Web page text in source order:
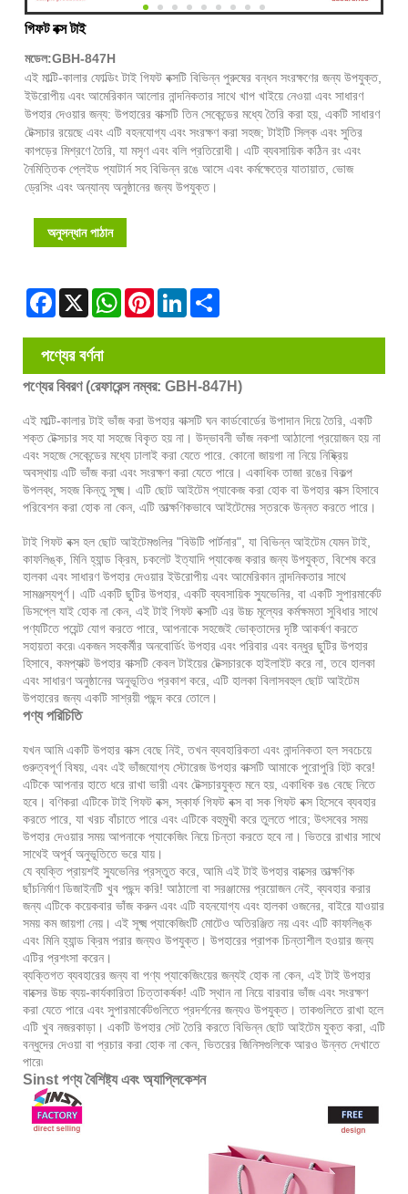
গিফট বক্স টাই
মডেল:GBH-847H
এই মাল্টি-কালার ফোল্ডিং টাই গিফট বক্সটি বিভিন্ন পুরুষের বন্ধন সংরক্ষণের জন্য উপযুক্ত,
ইউরোপীয় এবং আমেরিকান আলোর নান্দনিকতার সাথে খাপ খাইয়ে নেওয়া এবং সাধারণ
উপহার দেওয়ার জন্য: উপহারের বাক্সটি তিন সেকেন্ডের মধ্যে তৈরি করা হয়, একটি সাধারণ
টেক্সচার রয়েছে এবং এটি বহনযোগ্য এবং সংরক্ষণ করা সহজ; টাইটি সিল্ক এবং সুতির
কাপড়ের মিশ্রণে তৈরি, যা মসৃণ এবং বলি প্রতিরোধী। এটি ব্যবসায়িক কঠিন রং এবং
নৈমিত্তিক প্লেইড প্যাটার্ন সহ বিভিন্ন রঙে আসে এবং কর্মক্ষেত্রে যাতায়াত, ভোজ
ড্রেসিং এবং অন্যান্য অনুষ্ঠানের জন্য উপযুক্ত।
অনুসন্ধান পাঠান
Facebook
X WhatsAppPinterestLinkedIn
পণ্যের বর্ণনা
পণ্যের বিবরণ (রেফারেন্স নম্বর: GBH-847H)
এই মাল্টি-কালার টাই ভাঁজ করা উপহার বাক্সটি ঘন কার্ডবোর্ডের উপাদান দিয়ে তৈরি, একটি
শক্ত টেক্সচার সহ যা সহজে বিকৃত হয় না। উদ্ভাবনী ভাঁজ নকশা আঠালো প্রয়োজন হয় না
এবং সহজে সেকেন্ডের মধ্যে ঢালাই করা যেতে পারে. কোনো জায়গা না নিয়ে নিষ্ক্রিয়
অবস্থায় এটি ভাঁজ করা এবং সংরক্ষণ করা যেতে পারে। একাধিক তাজা রঙের বিকল্প
উপলব্ধ, সহজ কিন্তু সূক্ষ্ম। এটি ছোট আইটেম প্যাকেজ করা হোক বা উপহার বাক্স হিসাবে
পরিবেশন করা হোক না কেন, এটি তাত্ক্ষণিকভাবে আইটেমের স্তরকে উন্নত করতে পারে।
টাই গিফট বক্স হল ছোট আইটেমগুলির "বিউটি পার্টনার", যা বিভিন্ন আইটেম যেমন টাই,
কাফলিঙ্ক, মিনি হ্যান্ড ক্রিম, চকলেট ইত্যাদি প্যাকেজ করার জন্য উপযুক্ত, বিশেষ করে
হালকা এবং সাধারণ উপহার দেওয়ার ইউরোপীয় এবং আমেরিকান নান্দনিকতার সাথে
সামঞ্জস্যপূর্ণ। এটি একটি ছুটির উপহার, একটি ব্যবসায়িক স্যুভেনির, বা একটি সুপারমার্কেট
ডিসপ্লে যাই হোক না কেন, এই টাই গিফট বক্সটি এর উচ্চ মূল্যের কর্মক্ষমতা সুবিধার সাথে
পণ্যটিতে পয়েন্ট যোগ করতে পারে, আপনাকে সহজেই ভোক্তাদের দৃষ্টি আকর্ষণ করতে
সহায়তা করে৷ একজন সহকর্মীর অনবোর্ডিং উপহার এবং পরিবার এবং বন্ধুর ছুটির উপহার
হিসাবে, কমপ্যাক্ট উপহার বাক্সটি কেবল টাইয়ের টেক্সচারকে হাইলাইট করে না, তবে হালকা
এবং সাধারণ অনুষ্ঠানের অনুভূতিও প্রকাশ করে, এটি হালকা বিলাসবহুল ছোট আইটেম
উপহারের জন্য একটি সাশ্রয়ী পছন্দ করে তোলে।
পণ্য পরিচিতি
যখন আমি একটি উপহার বাক্স বেছে নিই, তখন ব্যবহারিকতা এবং নান্দনিকতা হল সবচেয়ে
গুরুত্বপূর্ণ বিষয়, এবং এই ভাঁজযোগ্য স্টোরেজ উপহার বাক্সটি আমাকে পুরোপুরি হিট করে!
এটিকে আপনার হাতে ধরে রাখা ভারী এবং টেক্সচারযুক্ত মনে হয়, একাধিক রঙ বেছে নিতে
হবে। বণিকরা এটিকে টাই গিফট বক্স, স্কার্ফ গিফট বক্স বা সক গিফট বক্স হিসেবে ব্যবহার
করতে পারে, যা খরচ বাঁচাতে পারে এবং এটিকে বহুমুখী করে তুলতে পারে; উৎসবের সময়
উপহার দেওয়ার সময় আপনাকে প্যাকেজিং নিয়ে চিন্তা করতে হবে না। ভিতরে রাখার সাথে
সাথেই অপূর্ব অনুভূতিতে ভরে যায়।
যে ব্যক্তি প্রায়শই স্যুভেনির প্রস্তুত করে, আমি এই টাই উপহার বাক্সের তাত্ক্ষণিক
ছাঁচনির্মাণ ডিজাইনটি খুব পছন্দ করি! আঠালো বা সরঞ্জামের প্রয়োজন নেই, ব্যবহার করার
জন্য এটিকে কয়েকবার ভাঁজ করুন এবং এটি বহনযোগ্য এবং হালকা ওজনের, বাইরে যাওয়ার
সময় কম জায়গা নেয়। এই সূক্ষ্ম প্যাকেজিংটি মোটেও অতিরঞ্জিত নয় এবং এটি কাফলিঙ্ক
এবং মিনি হ্যান্ড ক্রিম পরার জন্যও উপযুক্ত। উপহারের প্রাপক চিন্তাশীল হওয়ার জন্য
এটির প্রশংসা করেন।
ব্যক্তিগত ব্যবহারের জন্য বা পণ্য প্যাকেজিংয়ের জন্যই হোক না কেন, এই টাই উপহার
বাক্সের উচ্চ ব্যয়-কার্যকারিতা চিত্তাকর্ষক! এটি স্থান না নিয়ে বারবার ভাঁজ এবং সংরক্ষণ
করা যেতে পারে এবং সুপারমার্কেটগুলিতে প্রদর্শনের জন্যও উপযুক্ত। তাকগুলিতে রাখা হলে
এটি খুব নজরকাড়া। একটি উপহার সেট তৈরি করতে বিভিন্ন ছোট আইটেম যুক্ত করা, এটি
বন্ধুদের দেওয়া বা প্রচার করা হোক না কেন, ভিতরের জিনিসগুলিকে আরও উন্নত দেখাতে
পারে৷
Sinst পণ্য বৈশিষ্ট্য এবং অ্যাপ্লিকেশন